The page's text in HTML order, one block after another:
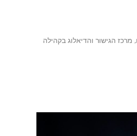
הגישור והדיאלוג בקהילה